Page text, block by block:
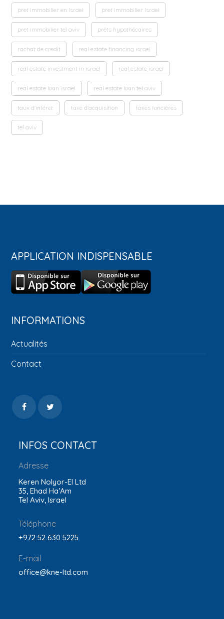
pret immobilier en Israel pret immobilier Israel
pret immobilier tel aviv prêts hypothécaires
rachat de credit real estate financing israel
real estate investment in israel real estate israel
real estate loan israel real estate loan tel aviv
taux d'intérêt taxe d'acquisition taxes foncières
tel aviv
APPLICATION INDISPENSABLE
INFORMATIONS
Actualités
Contact
INFOS CONTACT
Adresse
Keren Nolyor-El Ltd
35, Ehad Ha’Am
Tel Aviv, Israel
Téléphone
+972 52 630 5225
E-mail
office@kne-ltd.com